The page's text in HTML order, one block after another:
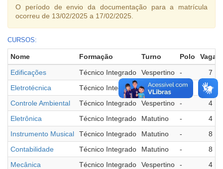
O período de envio da documentação para a matrícula
ocorreu de 13/02/2025 a 17/02/2025.
CURSOS:
Nome Formação Turno Polo
Vagas
Edificações
Técnico Integrado Vespertino -
7
Eletrotécnica
Técnico Integrado Vespertino -
7
Controle Ambiental
Técnico Integrado Vespertino -
4
Eletrônica
Técnico Integrado Matutino -
4
Instrumento Musical
Técnico Integrado Matutino -
8
Contabilidade
Técnico Integrado Matutino -
8
Mecânica
Técnico Integrado Vespertino -
4